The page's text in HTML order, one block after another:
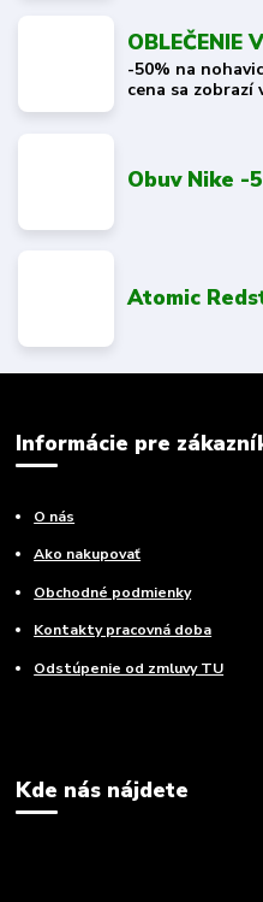
OBLEČENIE
-50% na
cena sa
Obuv Nike -
Atomic
Informácie pre
O nás
Ako nakupovať
Obchodné podmienky
Kontakty pracovná doba
Odstúpenie od zmluvy TU
Kde nás nájdete